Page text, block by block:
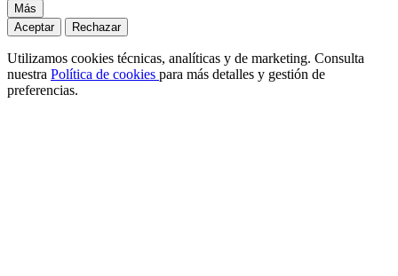
Más
Aceptar
Rechazar
Utilizamos cookies técnicas, analíticas y de marketing. Consulta
nuestra Política de cookies para más detalles y gestión de
preferencias.